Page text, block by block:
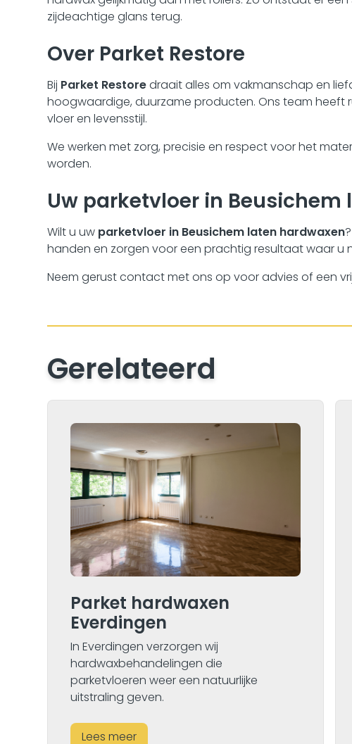
zijdeachtige glans terug.
Over Parket Restore
Bij Parket Restoredraait alles om vakmanschap en
hoogwaardige, duurzame producten. Ons team heeft
vloer en levensstijl.
We werken met zorg, precisie en respect voor het
worden.
Uw parketvloer in
Wilt u uw parketvloer in Beusichem laten hardwaxen?
handen en zorgen voor een prachtig resultaat waar u
Neem gerust contact met ons op voor advies of een
Gerelateerd
Parket hardwaxen
Everdingen
In Everdingen verzorgen wij
hardwaxbehandelingen die
parketvloeren weer een natuurlijke
uitstraling geven.
Lees meer